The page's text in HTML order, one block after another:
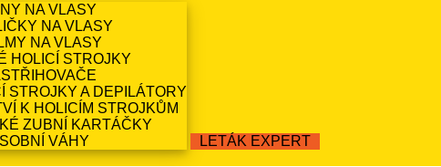
NA VLASY
NA VLASY
NA VLASY
HOLICÍ STROJKY
STROJKY A DEPILÁTORY
K HOLICÍM STROJKŮM
ZUBNÍ KARTÁČKY
VÁHY
LETÁK EXPERT